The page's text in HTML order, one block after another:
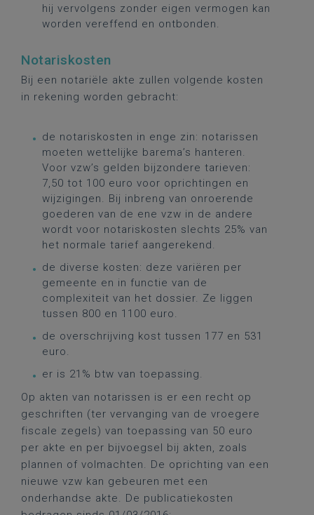
hij vervolgens zonder eigen vermogen kan
worden vereffend en ontbonden.
Notariskosten
Bij een notariële akte zullen volgende kosten
in rekening worden gebracht:
de notariskosten in enge zin: notarissen
moeten wettelijke barema’s hanteren.
Voor vzw’s gelden bijzondere tarieven:
7,50 tot 100 euro voor oprichtingen en
wijzigingen. Bij inbreng van onroerende
goederen van de ene vzw in de andere
wordt voor notariskosten slechts 25% van
het normale tarief aangerekend.
de diverse kosten: deze variëren per
gemeente en in functie van de
complexiteit van het dossier. Ze liggen
tussen 800 en 1100 euro.
de overschrijving kost tussen 177 en 531
euro.
er is 21% btw van toepassing.
Op akten van notarissen is er een recht op
geschriften (ter vervanging van de vroegere
fiscale zegels) van toepassing van 50 euro
per akte en per bijvoegsel bij akten, zoals
plannen of volmachten. De oprichting van een
nieuwe vzw kan gebeuren met een
onderhandse akte. De publicatiekosten